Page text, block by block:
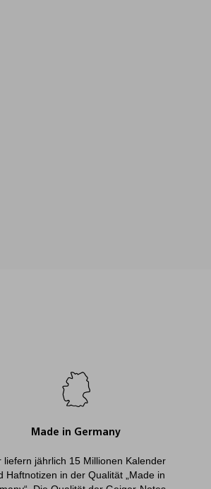
Made in Germany
liefern jährlich 15 Millionen Kalender
Haftnotizen in der Qualität „Made in